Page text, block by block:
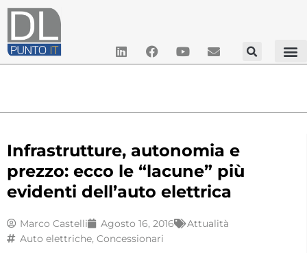
Infrastrutture, autonomia e
prezzo: ecco le “lacune” più
evidenti dell’auto elettrica
Marco Castelli Agosto 16, 2016
Attualità
Auto elettriche, Concessionari